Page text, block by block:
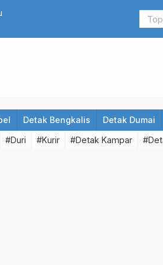
PBB
Detak Bengkalis Detak Dumai
#Duri #Kurir #Detak Kampar